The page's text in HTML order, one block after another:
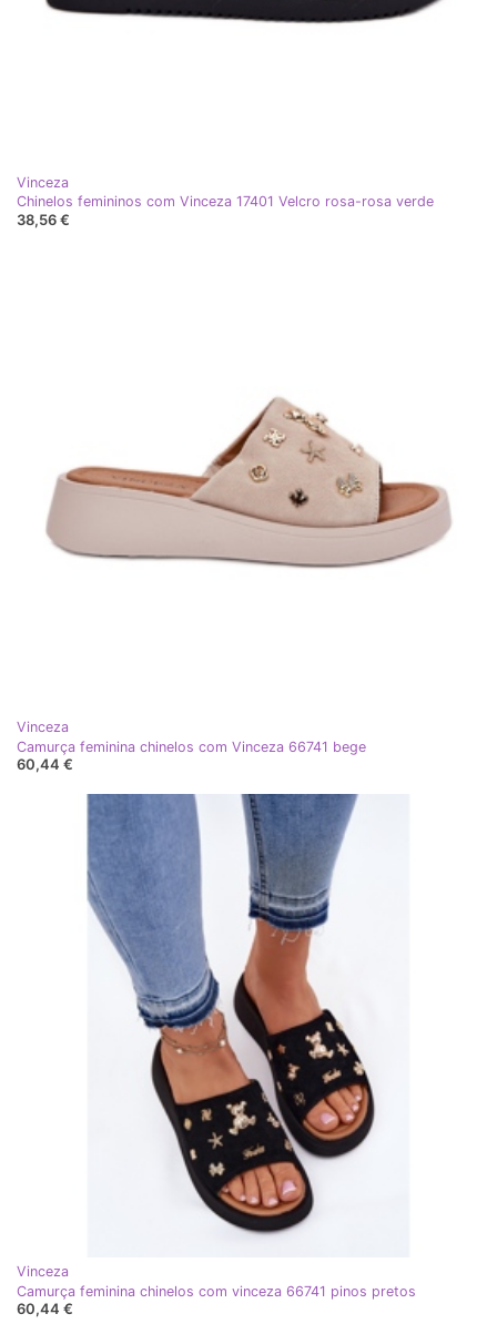
Vinceza
Chinelos femininos com Vinceza 17401 Velcro rosa-rosa verde
38,56 €
Vinceza
Camurça feminina chinelos com Vinceza 66741 bege
60,44 €
Vinceza
Camurça feminina chinelos com vinceza 66741 pinos pretos
60,44 €